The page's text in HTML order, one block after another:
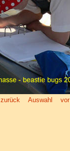
zurück Auswahl vor